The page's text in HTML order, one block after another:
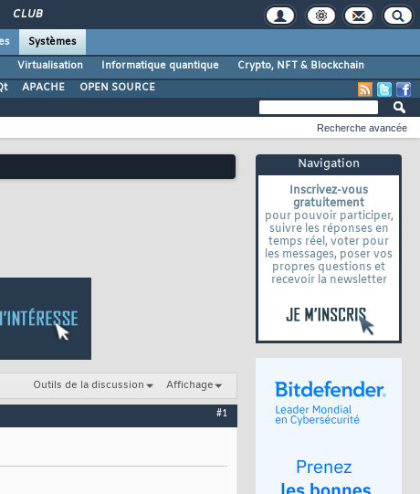
CLUB
Systèmes
Virtualisation Informatique quantique
Crypto, NFT & Blockchain
APACHE OPEN SOURCE
Navigation
Inscrivez-vous
gratuitement
pour pouvoir participer,
suivre les réponses en
temps réel, voter pour
les messages, poser vos
propres questions et
recevoir la newsletter
Recherche avancée
Outils de la discussion Affichage
#1